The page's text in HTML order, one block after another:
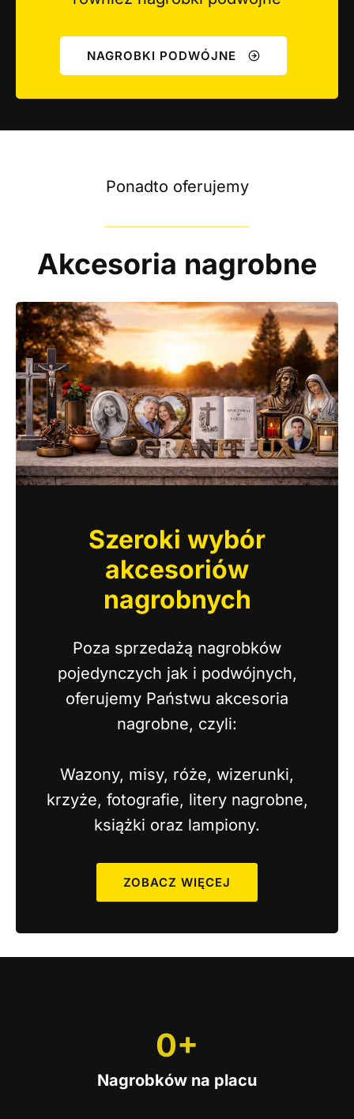
NAGROBKI PODWÓJNE
Ponadto oferujemy
Akcesoria nagrobne
Szeroki wybór
akcesoriów
nagrobnych
Poza sprzedażą nagrobków
pojedynczych jak i podwójnych,
oferujemy Państwu akcesoria
nagrobne, czyli:
Wazony, misy, róże, wizerunki,
krzyże, fotografie, litery nagrobne,
książki oraz lampiony.
ZOBACZ WIĘCEJ
0+
Nagrobków na placu